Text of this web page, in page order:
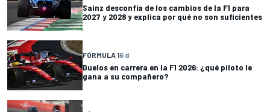
Sainz desconfía de los cambios de la F1 para
2027 y 2028 y explica por qué no son suficientes
FÓRMULA 16 d
Duelos en carrera en la F1 2026: ¿qué piloto le
gana a su compañero?